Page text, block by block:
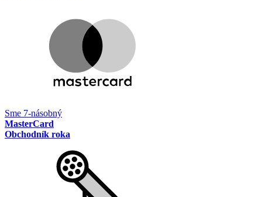
Sme 7-násobný
MasterCard
Obchodník roka